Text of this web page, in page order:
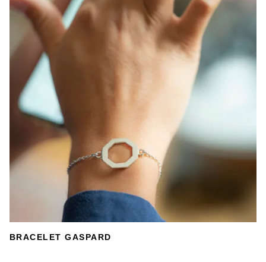
BRACELET GASPARD